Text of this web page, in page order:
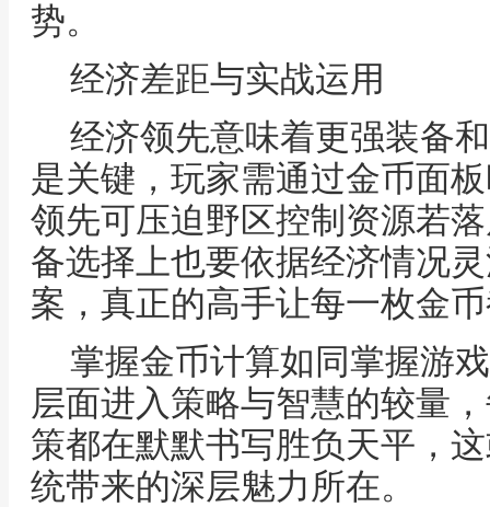
势。
经济差距与实战运用
经济领先意味着更强装备
是关键，玩家需通过金币面
领先可压迫野区控制资源若
备选择上也要依据经济情况
案，真正的高手让每一枚金
掌握金币计算如同掌握游
层面进入策略与智慧的较量
策都在默默书写胜负天平，
统带来的深层魅力所在。